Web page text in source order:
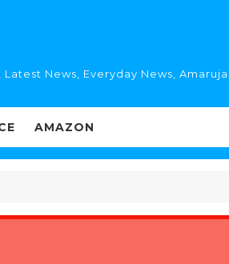
News, Everyday News,
AMAZON